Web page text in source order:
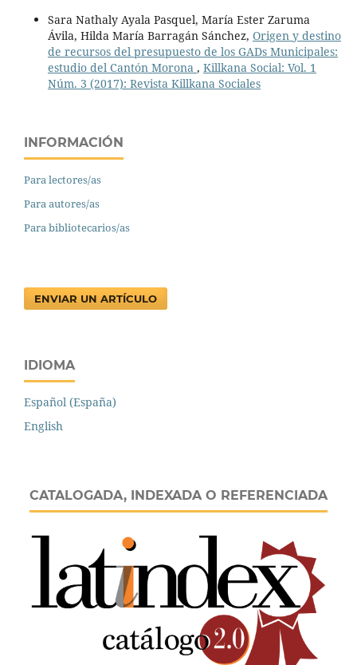
Sara Nathaly Ayala Pasquel, María Ester Zaruma
Ávila, Hilda María Barragán Sánchez, Origen y destino
de recursos del presupuesto de los GADs Municipales:
estudio del Cantón Morona , Killkana Social: Vol. 1
Núm. 3 (2017): Revista Killkana Sociales
INFORMACIÓN
Para lectores/as
Para autores/as
Para bibliotecarios/as
ENVIAR UN ARTÍCULO
IDIOMA
Español (España)
English
CATALOGADA, INDEXADA O REFERENCIADA